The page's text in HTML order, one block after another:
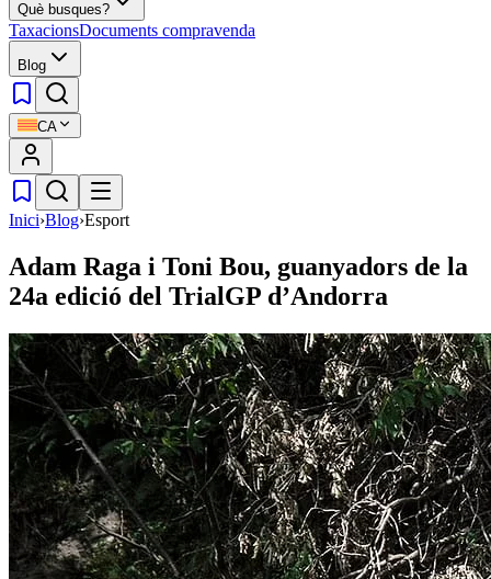
Què busques?
TaxacionsDocuments compravenda
Blog
CA
Inici›Blog›Esport
Adam Raga i Toni Bou, guanyadors de la
24a edició del TrialGP d’Andorra